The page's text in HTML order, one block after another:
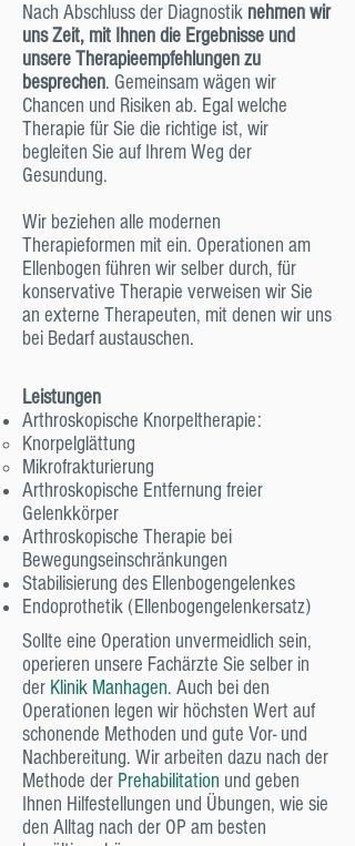
Nach Abschluss der Diagnostik nehmen wir
uns Zeit, mit Ihnen die Ergebnisse und
unsere Therapieempfehlungen zu
besprechen. Gemeinsam wägen wir
Chancen und Risiken ab. Egal welche
Therapie für Sie die richtige ist, wir
begleiten Sie auf Ihrem Weg der
Gesundung.
Wir beziehen alle modernen
Therapieformen mit ein. Operationen am
Ellenbogen führen wir selber durch, für
konservative Therapie verweisen wir Sie
an externe Therapeuten, mit denen wir uns
bei Bedarf austauschen.
Leistungen
Arthroskopische Knorpeltherapie:
Knorpelglättung
Mikrofrakturierung
Arthroskopische Entfernung freier
Gelenkkörper
Arthroskopische Therapie bei
Bewegungseinschränkungen
Stabilisierung des Ellenbogengelenkes
Endoprothetik (Ellenbogengelenkersatz)
Sollte eine Operation unvermeidlich sein,
operieren unsere Fachärzte Sie selber in
der Klinik Manhagen. Auch bei den
Operationen legen wir höchsten Wert auf
schonende Methoden und gute Vor- und
Nachbereitung. Wir arbeiten dazu nach der
Methode der Prehabilitation und geben
Ihnen Hilfestellungen und Übungen, wie sie
den Alltag nach der OP am besten